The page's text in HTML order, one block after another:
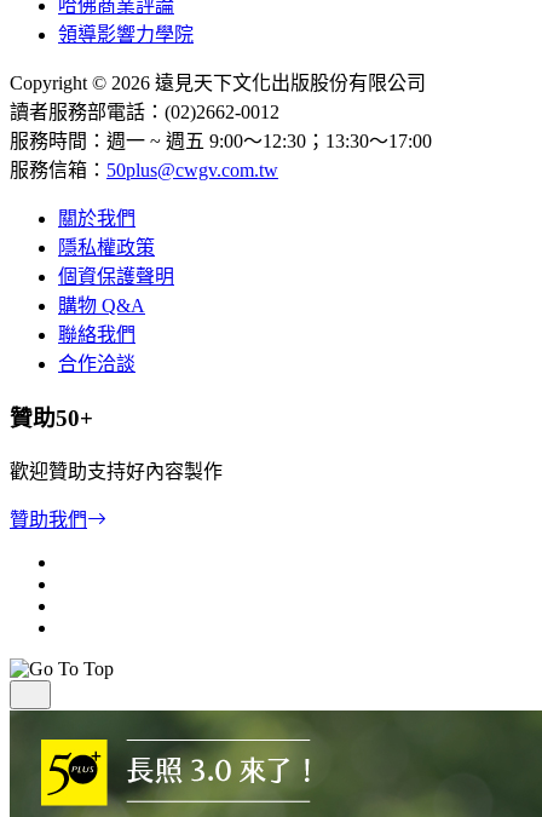
哈佛商業評論
領導影響力學院
Copyright © 2026 遠見天下文化出版股份有限公司
讀者服務部電話：(02)2662-0012
服務時間：週一 ~ 週五 9:00～12:30；13:30～17:00
服務信箱： 50plus@cwgv.com.tw
關於我們
隱私權政策
個資保護聲明
購物 Q&A
聯絡我們
合作洽談
贊助50+
歡迎贊助支持好內容製作
贊助我們